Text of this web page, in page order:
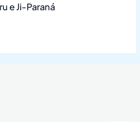
e Ji-Paraná